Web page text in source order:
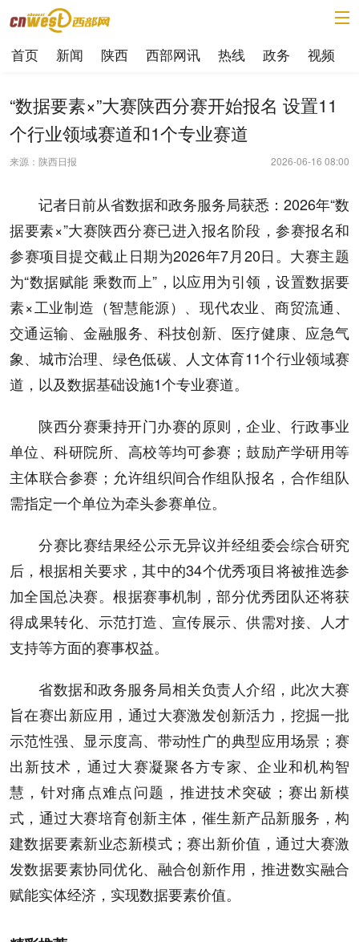
首页 新闻 陕西 西部网讯 热线 政务 视频
“数据要素×”大赛陕西分赛开始报名 设置11
个行业领域赛道和1个专业赛道
来源：陕西日报 2026-06-16 08:00
记者日前从省数据和政务服务局获悉：2026年“数
据要素×”大赛陕西分赛已进入报名阶段，参赛报名和
参赛项目提交截止日期为2026年7月20日。大赛主题
为“数据赋能 乘数而上”，以应用为引领，设置数据要
素×工业制造（智慧能源）、现代农业、商贸流通、
交通运输、金融服务、科技创新、医疗健康、应急气
象、城市治理、绿色低碳、人文体育11个行业领域赛
道，以及数据基础设施1个专业赛道。
陕西分赛秉持开门办赛的原则，企业、行政事业
单位、科研院所、高校等均可参赛；鼓励产学研用等
主体联合参赛；允许组织间合作组队报名，合作组队
需指定一个单位为牵头参赛单位。
分赛比赛结果经公示无异议并经组委会综合研究
后，根据相关要求，其中的34个优秀项目将被推选参
加全国总决赛。根据赛事机制，部分优秀团队还将获
得成果转化、示范打造、宣传展示、供需对接、人才
支持等方面的赛事权益。
省数据和政务服务局相关负责人介绍，此次大赛
旨在赛出新应用，通过大赛激发创新活力，挖掘一批
示范性强、显示度高、带动性广的典型应用场景；赛
出新技术，通过大赛凝聚各方专家、企业和机构智
慧，针对痛点难点问题，推进技术突破；赛出新模
式，通过大赛培育创新主体，催生新产品新服务，构
建数据要素新业态新模式；赛出新价值，通过大赛激
发数据要素协同优化、融合创新作用，推进数实融合
赋能实体经济，实现数据要素价值。